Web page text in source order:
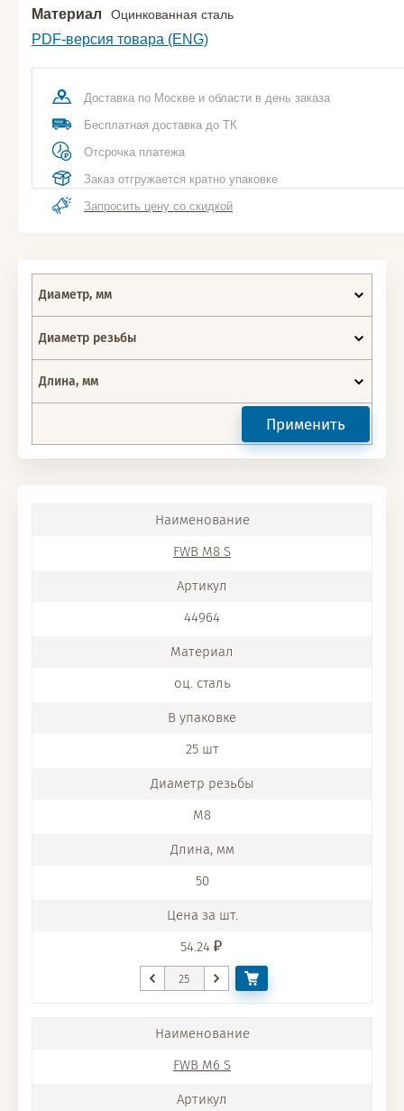
Материал Оцинкованная сталь
PDF-версия товара (ENG)
Доставка по Москве и области в день заказа
Бесплатная доставка до ТК
Отсрочка платежа
Заказ отгружается кратно упаковке
Запросить цену со скидкой
Применить
Диаметр, мм
Диаметр резьбы
Длина, мм
FWB M8 S
44964
оц. сталь
25 шт
M8
50
54.24
FWB M6 S